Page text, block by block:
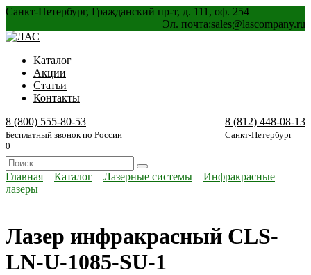
Перейти
содержанию
Санкт-Петербург, Гражданский пр-т, д. 111, оф. 254
Эл. почта:sales@lascompany.ru
Каталог
Акции
Статьи
Контакты
8 (800) 555-80-53
Бесплатный звонок по России
8 (812) 448-08-13
Санкт-Петербург
0
Search
for:
Главная Каталог Лазерные системы
Инфракрасные
лазеры
Лазер инфракрасный CLS-
LN-U-1085-SU-1